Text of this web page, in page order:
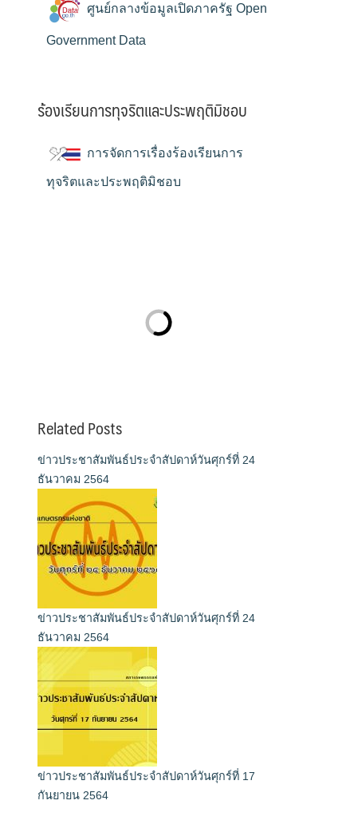
ศูนย์กลางข้อมูลเปิดภาครัฐ Open
Government Data
ร้องเรียนการทุจริตและประพฤติมิชอบ
การจัดการเรื่องร้องเรียนการ
ทุจริตและประพฤติมิชอบ
Related Posts
ข่าวประชาสัมพันธ์ประจำสัปดาห์วันศุกร์ที่ 24
ธันวาคม 2564
ข่าวประชาสัมพันธ์ประจำสัปดาห์วันศุกร์ที่ 24
ธันวาคม 2564
ข่าวประชาสัมพันธ์ประจำสัปดาห์วันศุกร์ที่ 17
กันยายน 2564